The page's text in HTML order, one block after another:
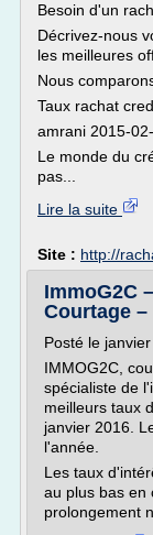
Besoin d'un
Décrivez-nous
les meilleures
Nous
Taux rachat
amrani 2015-
Le monde du
pas...
Lire la suite
Site : http://
ImmoG2C
Courtage –
Posté le
IMMOG2C,
spécialiste de
meilleurs taux
janvier 2016.
l'année.
Les taux
au plus bas en
prolongement